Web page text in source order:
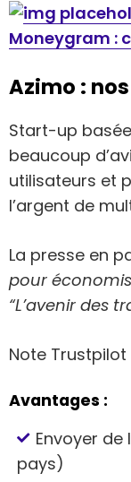
Moneygram :
Azimo :
Start-up
beaucoup
utilisateurs et
l’argent de
La presse en
pour
“L’avenir des
Note Trustpilot
Avantages :
Envoyer de
pays)